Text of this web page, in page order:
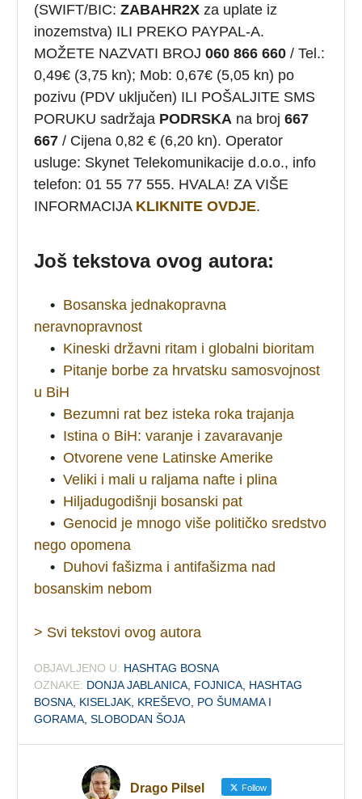
(SWIFT/BIC: ZABAHR2X za uplate iz
inozemstva) ILI PREKO PAYPAL-A.
MOŽETE NAZVATI BROJ060 866 660 / Tel.:
0,49€ (3,75 kn); Mob: 0,67€ (5,05 kn) po
pozivu (PDV uključen) ILI POŠALJITE SMS
PORUKU sadržaja PODRSKA na broj667
667 / Cijena 0,82 € (6,20 kn). Operator
usluge: Skynet Telekomunikacije d.o.o., info
telefon: 01 55 77 555. HVALA! ZA VIŠE
INFORMACIJA KLIKNITE OVDJE.
Još tekstova ovog autora:
• Bosanska jednakopravna
neravnopravnost
• Kineski državni ritam i globalni bioritam
• Pitanje borbe za hrvatsku samosvojnost
u BiH
• Bezumni rat bez isteka roka trajanja
• Istina o BiH: varanje i zavaravanje
• Otvorene vene Latinske Amerike
• Veliki i mali u raljama nafte i plina
• Hiljadugodišnji bosanski pat
• Genocid je mnogo više političko sredstvo
nego opomena
• Duhovi fašizma i antifašizma nad
bosanskim nebom
> Svi tekstovi ovog autora
OBJAVLJENO U: HASHTAG BOSNA
OZNAKE: DONJA JABLANICA FOJNICA HASHTAG
BOSNA KISELJAK KREŠEVO PO ŠUMAMA I
GORAMA ,SLOBODAN ŠOJA
Drago Pilsel Follow